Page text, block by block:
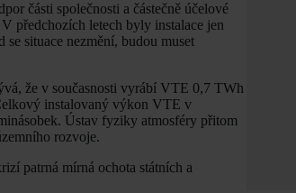
části společnosti a částečně účelové
předchozích letech byly instalace jen
situace nezmění, budou muset
že v současnosti vyrábí VTE 0,7 TWh
instalovaný výkon VTE v
Ústav fyziky atmosféry přitom
rozvoje.
patrná mírná ochota státních a